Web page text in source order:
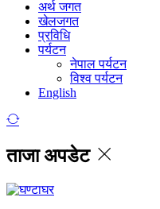
अर्थ जगत
खेलजगत
प्रविधि
पर्यटन
नेपाल पर्यटन
विश्व पर्यटन
English
ताजा अपडेट